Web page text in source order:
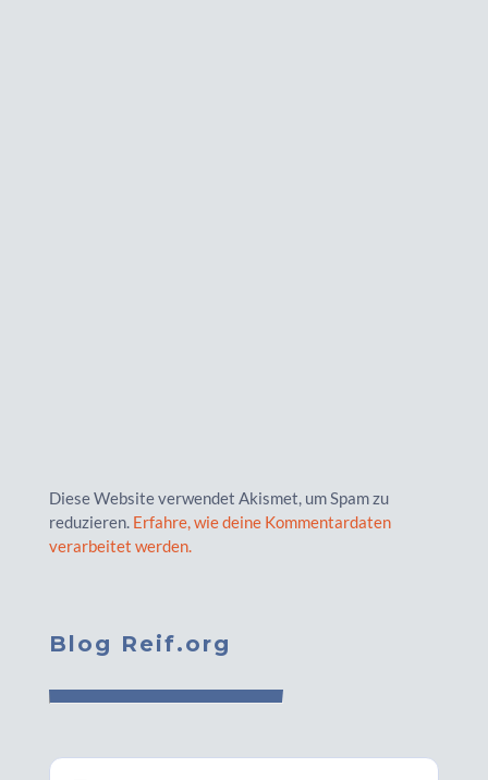
Diese Website verwendet Akismet, um Spam zu
reduzieren. Erfahre, wie deine Kommentardaten
verarbeitet werden.
Blog Reif.org